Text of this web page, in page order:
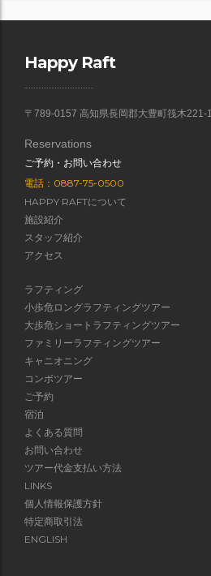
Happy Raft
〒789-0157 高知県長岡郡大豊町筏木221-1
Reservations
ご予約・お問い合わせ
電話：0887-75-0500
HAPPY RAFTについて
施設紹介
スタッフ紹介
アクセス
ラフティング
小歩危ロングラフティングツアー
大歩危ショートラフティングツアー
ファミリーラフティングツアー
キャニオニング
コンボツアー
ご予約
宿泊
よくある質問
お問い合わせ
ツアー代金支払い方法
LINKS
個人情報保護方針
特定商取引法
ENGLISH